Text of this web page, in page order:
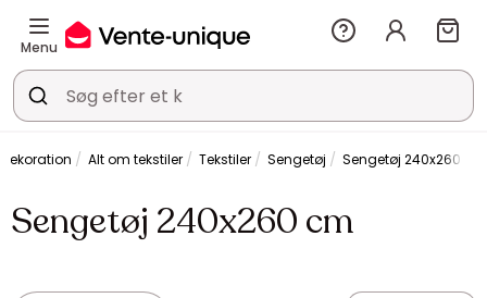
Menu
Dekoration Alt om tekstiler Tekstiler Sengetøj Sengetøj 240x260 cm
Sengetøj 240x260 cm